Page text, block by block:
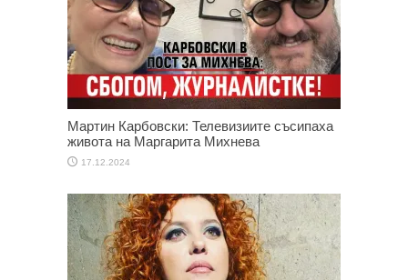
Мартин Карбовски: Телевизиите съсипаха
живота на Маргарита Михнева
17.12.2024